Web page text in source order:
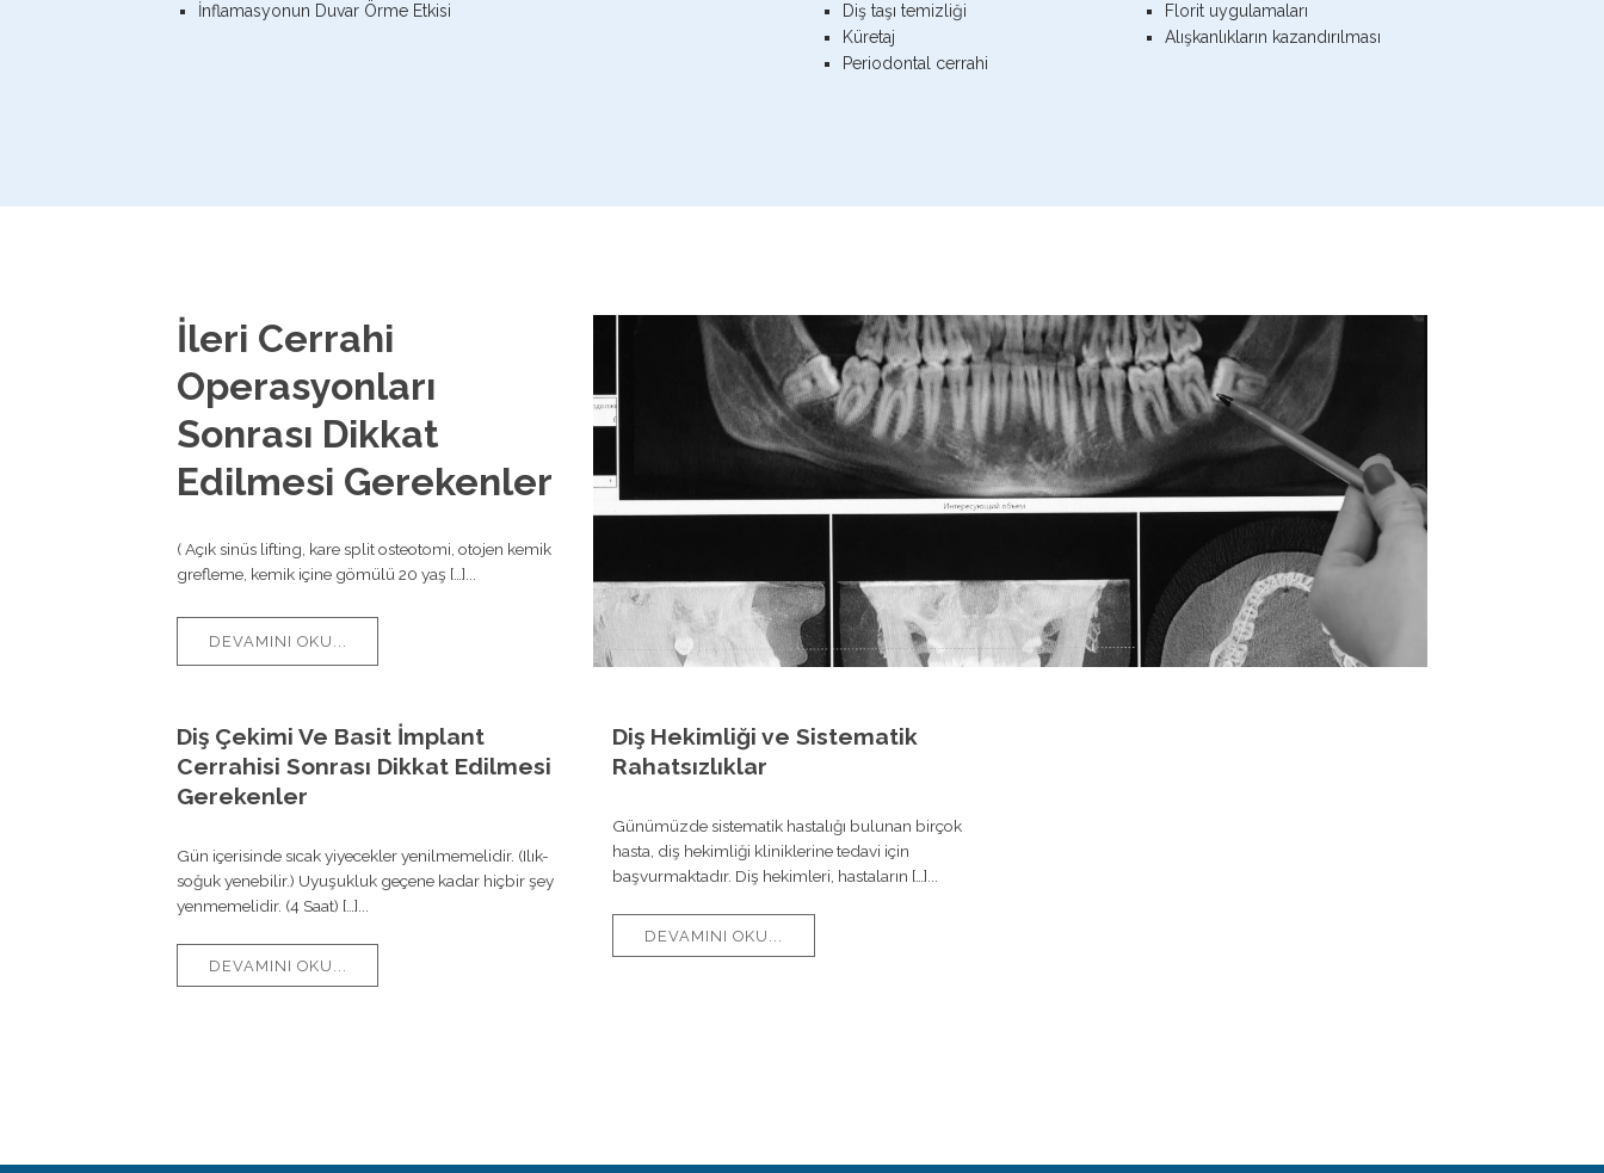
İnflamasyonun Duvar Örme Etkisi
Diş taşı temizliği
Küretaj
Periodontal cerrahi
Florit uygulamaları
Alışkanlıkların kazandırılması
İleri Cerrahi
Operasyonları
Sonrası Dikkat
Edilmesi Gerekenler
( Açık sinüs lifting, kare split osteotomi, otojen kemik
grefleme, kemik içine gömülü 20 yaş […]...
DEVAMINI OKU...
Diş Çekimi Ve Basit İmplant
Cerrahisi Sonrası Dikkat Edilmesi
Gerekenler
Gün içerisinde sıcak yiyecekler yenilmemelidir. (Ilık-
soğuk yenebilir.) Uyuşukluk geçene kadar hiçbir şey
yenmemelidir. (4 Saat) […]...
DEVAMINI OKU...
Diş Hekimliği ve Sistematik
Rahatsızlıklar
Günümüzde sistematik hastalığı bulunan birçok
hasta, diş hekimliği kliniklerine tedavi için
başvurmaktadır. Diş hekimleri, hastaların […]...
DEVAMINI OKU...